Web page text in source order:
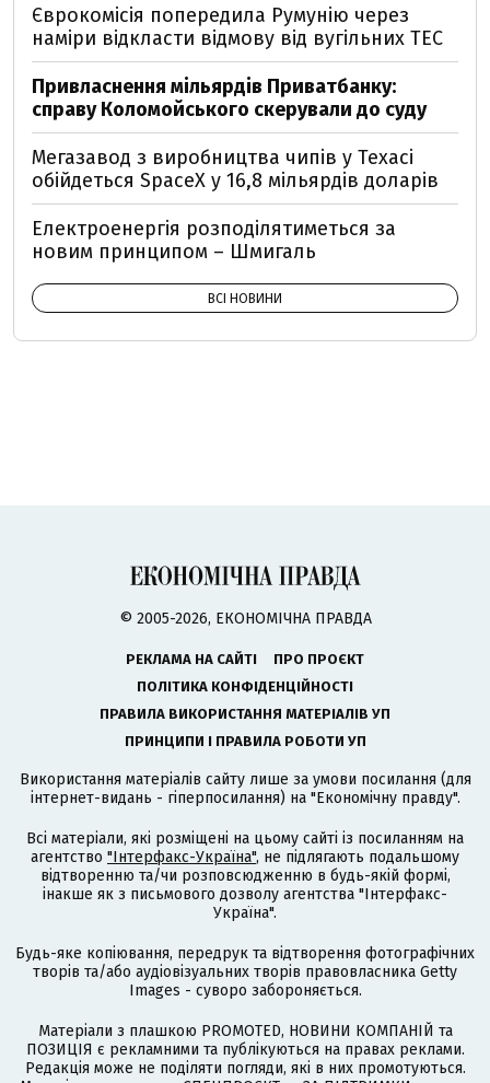
Єврокомісія попередила Румунію через
наміри відкласти відмову від вугільних ТЕС
Привласнення мільярдів Приватбанку:
справу Коломойського скерували до суду
Мегазавод з виробництва чипів у Техасі
обійдеться SpaceX у 16,8 мільярдів доларів
Електроенергія розподілятиметься за
новим принципом – Шмигаль
ВСІ НОВИНИ
© 2005-2026, ЕКОНОМІЧНА ПРАВДА
РЕКЛАМА НА САЙТІ
ПРО ПРОЄКТ
ПОЛІТИКА КОНФІДЕНЦІЙНОСТІ
ПРАВИЛА ВИКОРИСТАННЯ МАТЕРІАЛІВ УП
ПРИНЦИПИ І ПРАВИЛА РОБОТИ УП
Використання матеріалів сайту лише за умови посилання (для
інтернет-видань - гіперпосилання) на "Економічну правду".
Всі матеріали, які розміщені на цьому сайті із посиланням на
агентство "Інтерфакс-Україна", не підлягають подальшому
відтворенню та/чи розповсюдженню в будь-якій формі,
інакше як з письмового дозволу агентства "Інтерфакс-
Україна".
Будь-яке копіювання, передрук та відтворення фотографічних
творів та/або аудіовізуальних творів правовласника Getty
Images - суворо забороняється.
Матеріали з плашкою PROMOTED, НОВИНИ КОМПАНІЙ та
ПОЗИЦІЯ є рекламними та публікуються на правах реклами.
Редакція може не поділяти погляди, які в них промотуються.